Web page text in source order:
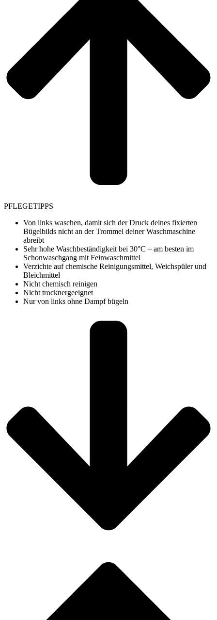
PFLEGETIPPS
Von links waschen, damit sich der Druck deines fixierten
Bügelbilds nicht an der Trommel deiner Waschmaschine
abreibt
Sehr hohe Waschbeständigkeit bei 30°C – am besten im
Schonwaschgang mit Feinwaschmittel
Verzichte auf chemische Reinigungsmittel, Weichspüler und
Bleichmittel
Nicht chemisch reinigen
Nicht trocknergeeignet
Nur von links ohne Dampf bügeln